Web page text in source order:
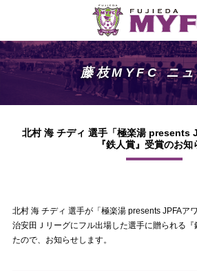
藤枝MYFC ニ
北村 海 チディ 選手「極楽湯 presents
『鉄人賞』受賞のお知
北村 海 チディ 選手が「極楽湯 presents JPFAア
治安田Ｊリーグにフル出場した選手に贈られる
たので、お知らせします。